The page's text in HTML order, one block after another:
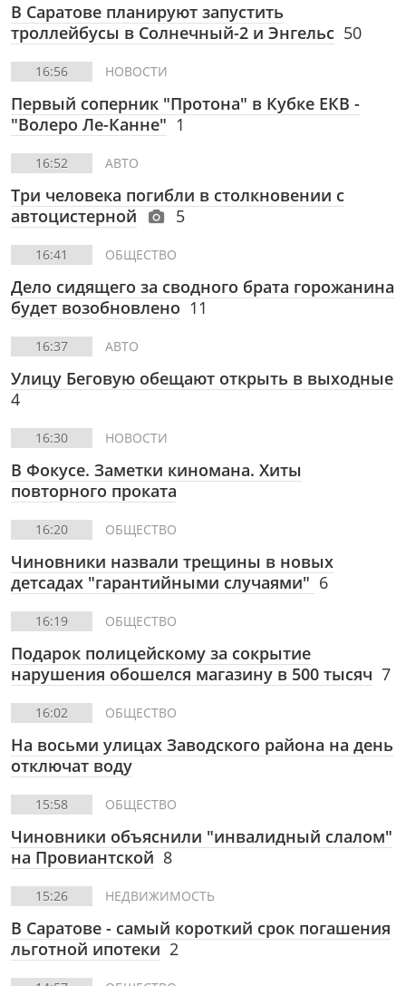
В Саратове планируют запустить
троллейбусы в Солнечный-2 и Энгельс 50
16:56 НОВОСТИ
Первый соперник "Протона" в Кубке ЕКВ -
"Волеро Ле-Канне" 1
16:52 АВТО
Три человека погибли в столкновении с
автоцистерной
5
16:41 ОБЩЕСТВО
Дело сидящего за сводного брата горожанина
будет возобновлено 11
16:37 АВТО
Улицу Беговую обещают открыть в выходные
4
16:30 НОВОСТИ
В Фокусе. Заметки киномана. Хиты
повторного проката
16:20 ОБЩЕСТВО
Чиновники назвали трещины в новых
детсадах "гарантийными случаями" 6
16:19 ОБЩЕСТВО
Подарок полицейскому за сокрытие
нарушения обошелся магазину в 500 тысяч 7
16:02 ОБЩЕСТВО
На восьми улицах Заводского района на день
отключат воду
15:58 ОБЩЕСТВО
Чиновники объяснили "инвалидный слалом"
на Провиантской 8
15:26 НЕДВИЖИМОСТЬ
В Саратове - самый короткий срок погашения
льготной ипотеки 2